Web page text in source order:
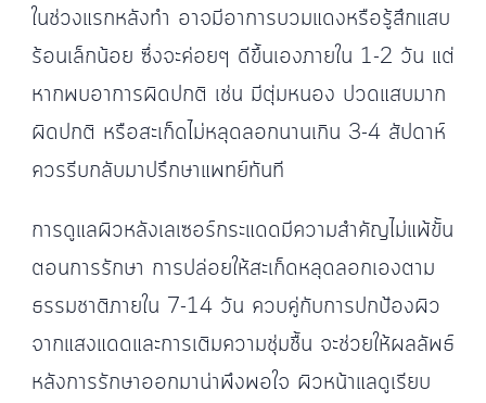
ในช่วงแรกหลังทำ อาจมีอาการบวมแดงหรือรู้สึกแสบ
ร้อนเล็กน้อย ซึ่งจะค่อยๆ ดีขึ้นเองภายใน 1-2 วัน แต่
หากพบอาการผิดปกติ เช่น มีตุ่มหนอง ปวดแสบมาก
ผิดปกติ หรือสะเก็ดไม่หลุดลอกนานเกิน 3-4 สัปดาห์
ควรรีบกลับมาปรึกษาแพทย์ทันที
การดูแลผิวหลังเลเซอร์กระแดดมีความสำคัญไม่แพ้ขั้น
ตอนการรักษา การปล่อยให้สะเก็ดหลุดลอกเองตาม
ธรรมชาติภายใน 7-14 วัน ควบคู่กับการปกป้องผิว
จากแสงแดดและการเติมความชุ่มชื้น จะช่วยให้ผลลัพธ์
หลังการรักษาออกมาน่าพึงพอใจ ผิวหน้าแลดูเรียบ